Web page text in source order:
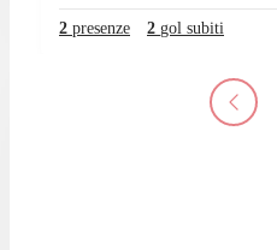
2 presenze 2 gol subiti